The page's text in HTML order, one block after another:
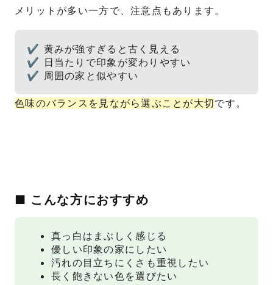
メリットが多い一方で、注意点もあります。
✔ 黄みが強すぎると古く見える
✔ 日当たりで印象が変わりやすい
✔ 周囲の家と似やすい
色味のバランスを見ながら選ぶことが大切 です。
■ こんな方におすすめ
真っ白はまぶしく感じる
優しい印象の家にしたい
汚れの目立ちにくさも重視したい
長く飽きない色を選びたい